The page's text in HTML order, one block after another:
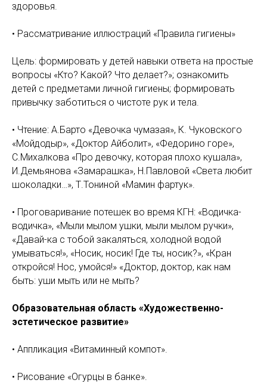
здоровья.
• Рассматривание иллюстраций «Правила гигиены»
Цель: формировать у детей навыки ответа на простые
вопросы «Кто? Какой? Что делает?»; ознакомить
детей с предметами личной гигиены; формировать
привычку заботиться о чистоте рук и тела.
• Чтение: А.Барто «Девочка чумазая», К. Чуковского
«Мойдодыр», «Доктор Айболит», «Федорино горе»,
С.Михалкова «Про девочку, которая плохо кушала»,
И.Демьянова «Замарашка», Н.Павловой «Света любит
шоколадки…», Т.Тониной «Мамин фартук».
• Проговаривание потешек во время КГН: «Водичка-
водичка», «Мыли мылом ушки, мыли мылом ручки»,
«Давай-ка с тобой закаляться, холодной водой
умываться!», «Носик, носик! Где ты, носик?», «Кран
откройся! Нос, умойся!» «Доктор, доктор, как нам
быть: уши мыть или не мыть?
Образовательная область «Художественно-
эстетическое развитие»
• Аппликация «Витаминный компот».
• Рисование «Огурцы в банке».